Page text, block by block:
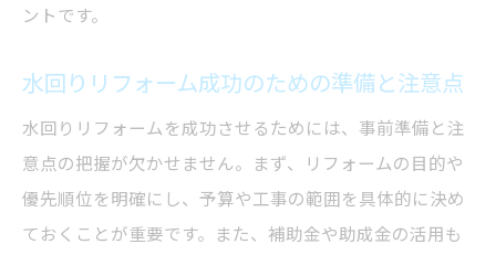
ントです。
水回りリフォーム成功のための準備と注意点
水回りリフォームを成功させるためには、事前準備と注
意点の把握が欠かせません。まず、リフォームの目的や
優先順位を明確にし、予算や工事の範囲を具体的に決め
ておくことが重要です。また、補助金や助成金の活用も